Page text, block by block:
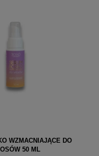
WZMACNIAJĄCE DO
50 ML